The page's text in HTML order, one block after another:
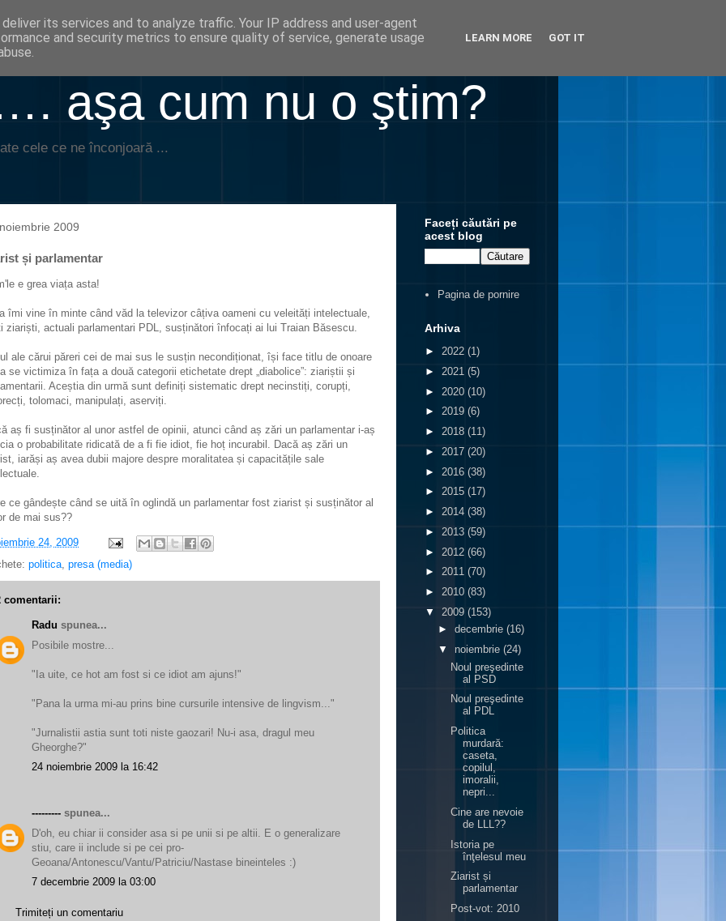
aşa cum nu o ştim?
cele ce ne înconjoară ...
2009
și parlamentar
e grea viața asta!
îmi vine în minte când văd la televizor câțiva oameni cu veleități intelectuale,
ziariști, actuali parlamentari PDL, susținători înfocați ai lui Traian Băsescu.
ale cărui păreri cei de mai sus le susțin necondiționat, își face titlu de onoare
se victimiza în fața a două categorii etichetate drept „diabolice”: ziariștii și
Aceștia din urmă sunt definiți sistematic drept necinstiți, corupți,
tolomaci, manipulați, aserviți.
aș fi susținător al unor astfel de opinii, atunci când aș zări un parlamentar i-aș
o probabilitate ridicată de a fi fie idiot, fie hoț incurabil. Dacă aș zări un
iarăși aș avea dubii majore despre moralitatea și capacitățile sale
ce gândește când se uită în oglindă un parlamentar fost ziarist și susținător al
de mai sus??
24, 2009
politica, presa (media)
comentarii:
Radu spunea...
Posibile mostre...
"Ia uite, ce hot am fost si ce idiot am ajuns!"
"Pana la urma mi-au prins bine cursurile intensive de lingvism..."
"Jurnalistii astia sunt toti niste gaozari! Nu-i asa, dragul meu
Gheorghe?"
24 noiembrie 2009 la 16:42
--------- spunea...
D'oh, eu chiar ii consider asa si pe unii si pe altii. E o generalizare
stiu, care ii include si pe cei pro-
Geoana/Antonescu/Vantu/Patriciu/Nastase bineinteles :)
7 decembrie 2009 la 03:00
Trimiteți un comentariu
Faceți căutări pe
acest blog
Pagina de pornire
Arhiva
► 2022 (1)
► 2021 (5)
► 2020 (10)
► 2019 (6)
► 2018 (11)
► 2017 (20)
► 2016 (38)
► 2015 (17)
► 2014 (38)
► 2013 (59)
► 2012 (66)
► 2011 (70)
► 2010 (83)
▼ 2009 (153)
► decembrie (16)
▼ noiembrie (24)
Noul preşedinte
al PSD
Noul preşedinte
al PDL
Politica
murdară:
caseta,
copilul,
imoralii,
nepri...
Cine are nevoie
de LLL??
Istoria pe
înţelesul meu
Ziarist și
parlamentar
Post-vot: 2010
its services and to analyze traffic. Your IP address and user-agent
and security metrics to ensure quality of service, generate usage
LEARN MORE GOT IT